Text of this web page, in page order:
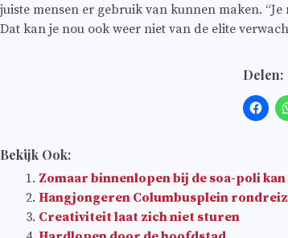
juiste mensen er gebruik van kunnen maken.
Dat kan je nou ook weer niet van de elite
Delen:
Bekijk Ook:
Zomaar binnenlopen bij de soa-poli
Hangjongeren Columbusplein
Creativiteit laat zich niet sturen